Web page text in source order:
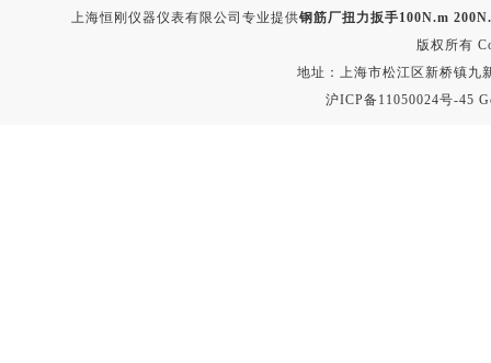
上海恒刚仪器仪表有限公司专业提供钢筋厂扭力扳手100N.m
版权所有
地址：上海市松江区新桥镇九
沪ICP备11050024号-45